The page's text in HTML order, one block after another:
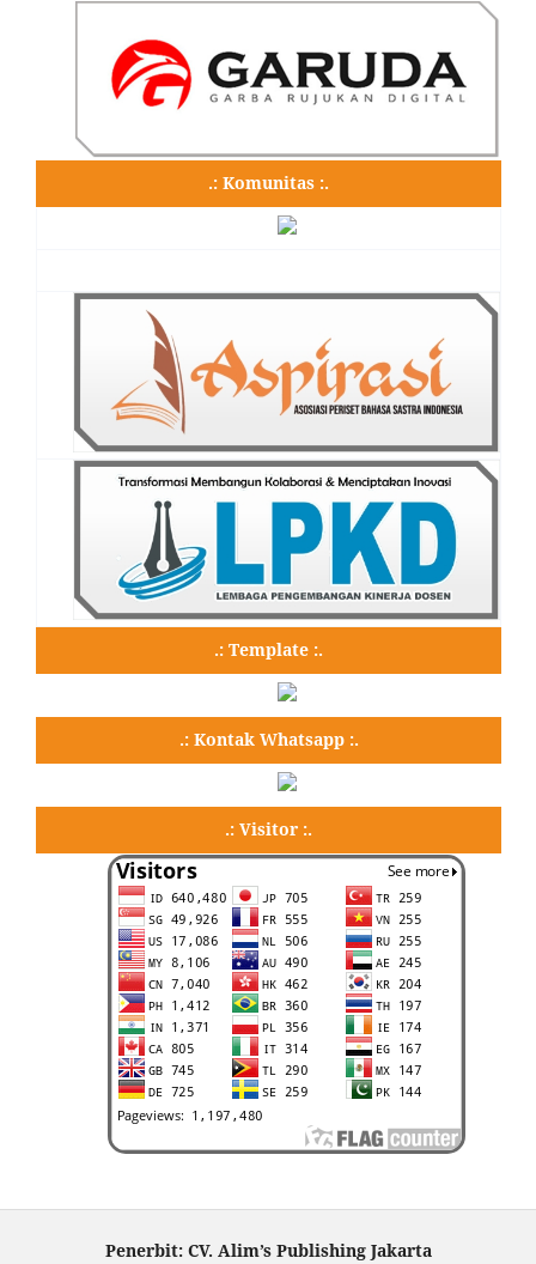
.: Komunitas :.
.: Template :.
.: Kontak Whatsapp :.
.: Visitor :.
Penerbit: CV. Alim’s Publishing Jakarta